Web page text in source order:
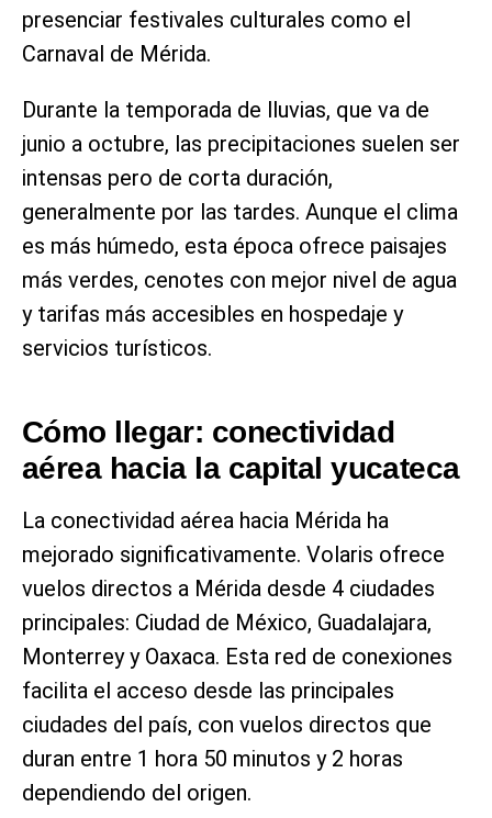
presenciar festivales culturales como el
Carnaval de Mérida.
Durante la temporada de lluvias, que va de
junio a octubre, las precipitaciones suelen ser
intensas pero de corta duración,
generalmente por las tardes. Aunque el clima
es más húmedo, esta época ofrece paisajes
más verdes, cenotes con mejor nivel de agua
y tarifas más accesibles en hospedaje y
servicios turísticos.
Cómo llegar: conectividad
aérea hacia la capital yucateca
La conectividad aérea hacia Mérida ha
mejorado significativamente. Volaris ofrece
vuelos directos a Mérida desde 4 ciudades
principales: Ciudad de México, Guadalajara,
Monterrey y Oaxaca. Esta red de conexiones
facilita el acceso desde las principales
ciudades del país, con vuelos directos que
duran entre 1 hora 50 minutos y 2 horas
dependiendo del origen.